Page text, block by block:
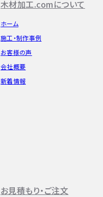
木材加工.comについて
ホーム
施工・制作事例
お客様の声
会社概要
新着情報
お見積もり・ご注文